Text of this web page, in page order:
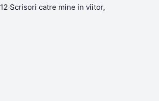
12 Scrisori catre mine in viitor,